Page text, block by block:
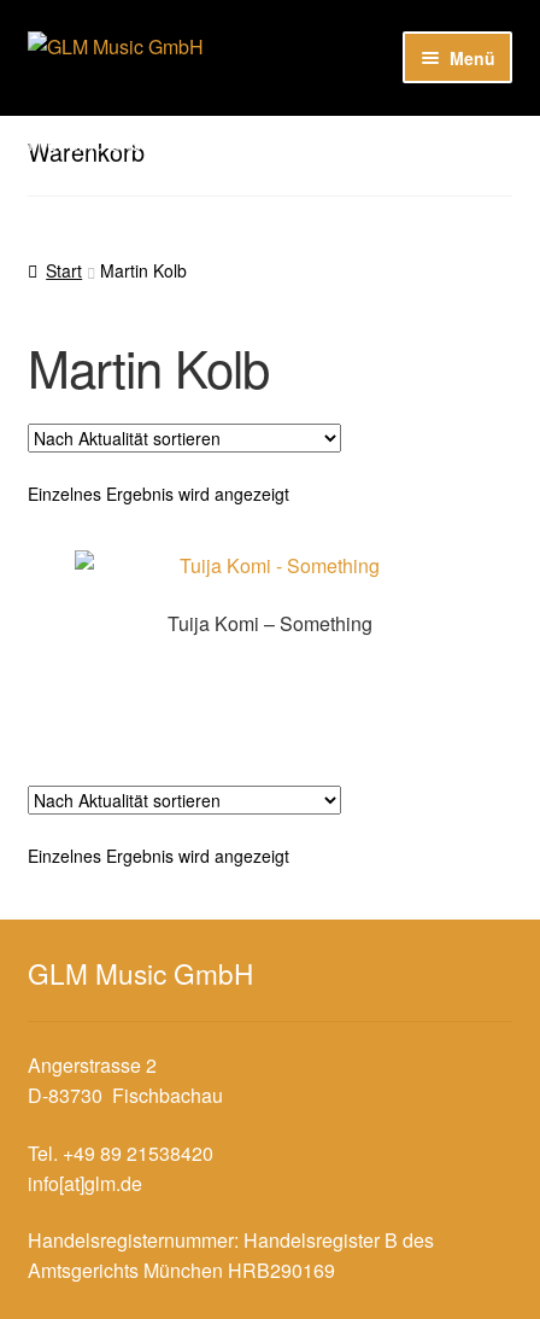
Hier sind unsere Neuigkeiten zu hören: Spotify
Zur
Zum
Menü
Unser Katalog
Warenkorb
Start Martin Kolb
Martin Kolb
Einzelnes Ergebnis wird angezeigt
Tuija Komi – Something
Einzelnes Ergebnis wird angezeigt
GLM Music GmbH
Angerstrasse 2
D-83730 Fischbachau
Tel. +49 89 21538420
info[at]glm.de
Handelsregisternummer: Handelsregister B des
Amtsgerichts München HRB290169